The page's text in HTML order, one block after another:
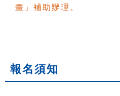
畫」補助辦理。
報名須知